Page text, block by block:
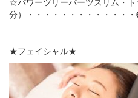
分）・・・・・・・・・・・・・
★フェイシャル★